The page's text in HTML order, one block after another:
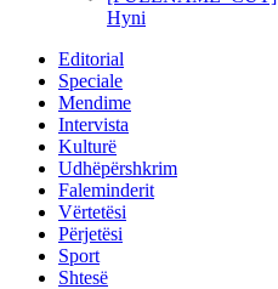
Hyni
Editorial
Speciale
Mendime
Intervista
Kulturë
Udhëpërshkrim
Faleminderit
Vërtetësi
Përjetësi
Sport
Shtesë